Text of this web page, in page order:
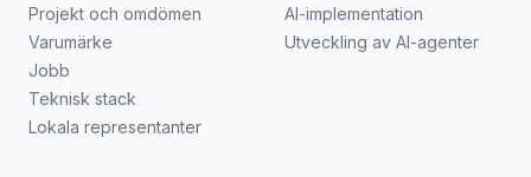
Projekt och omdömen
Varumärke
Jobb
Teknisk stack
Lokala representanter
AI-implementation
Utveckling av AI-agenter